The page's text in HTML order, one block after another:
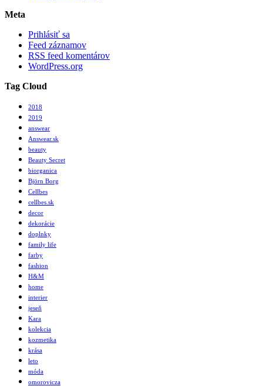
Meta
Prihlásiť sa
Feed záznamov
RSS feed komentárov
WordPress.org
Tag Cloud
2018
2019
answear
Answear.sk
beauty
Beauty Secret
biorganica
Björn Borg
Cellbes
cellbes.sk
decor
dekorácie
doplnky
family life
farby
fashion
H&M
home
interier
jeseň
Kara
kolekcia
kozmetika
krása
leto
móda
omorovicza